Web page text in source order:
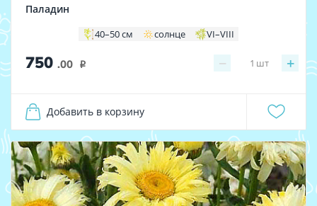
Паладин
40–50 см солнце VI–VIII
750 .00 i − +
1 шт
Добавить в корзину